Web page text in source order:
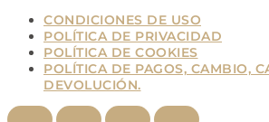
CONDICIONES DE USO
POLÍTICA DE PRIVACIDAD
POLÍTICA DE COOKIES
POLÍTICA DE PAGOS, CAMBIO,
DEVOLUCIÓN.